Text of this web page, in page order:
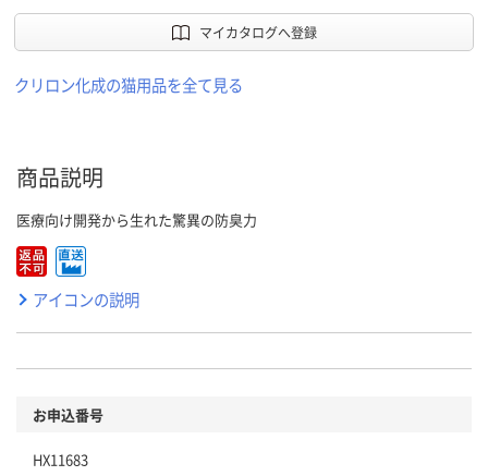
マイカタログへ登録
クリロン化成の猫用品を全て見る
商品説明
医療向け開発から生れた驚異の防臭力
アイコンの説明
お申込番号
HX11683